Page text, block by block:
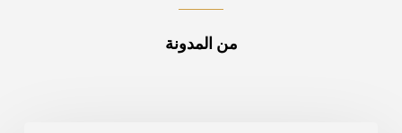
من المدونة